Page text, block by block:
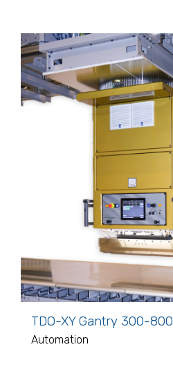
TDO-XY Gantry 300-800
Automation